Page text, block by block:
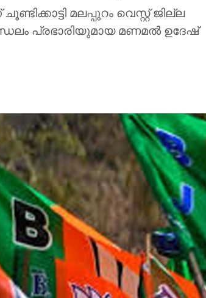
മലപ്പുറം വെസ്റ്റ് ജില്ല
പ്രഭാരിയുമായ മണമല്‍ ഉദേഷ്